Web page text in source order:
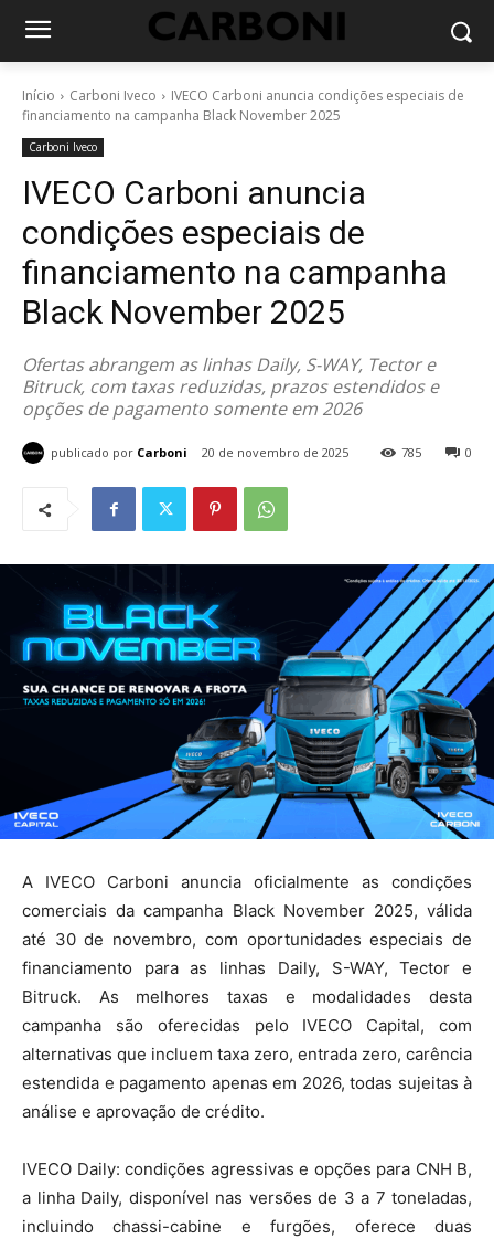
Início Carboni Iveco
IVECO Carboni anuncia condições especiais de
financiamento na campanha Black November 2025
Carboni Iveco
IVECO Carboni anuncia
condições especiais de
financiamento na campanha
Black November 2025
Ofertas abrangem as linhas Daily, S-WAY, Tector e
Bitruck, com taxas reduzidas, prazos estendidos e
opções de pagamento somente em 2026
publicado por Carboni 20 de novembro de 2025 0
785
A IVECO Carboni anuncia oficialmente as condições
comerciais da campanha Black November 2025, válida
até 30 de novembro, com oportunidades especiais de
financiamento para as linhas Daily, S-WAY, Tector e
Bitruck. As melhores taxas e modalidades desta
campanha são oferecidas pelo IVECO Capital, com
alternativas que incluem taxa zero, entrada zero, carência
estendida e pagamento apenas em 2026, todas sujeitas à
análise e aprovação de crédito.
IVECO Daily: condições agressivas e opções para CNH B,
a linha Daily, disponível nas versões de 3 a 7 toneladas,
incluindo chassi-cabine e furgões, oferece duas